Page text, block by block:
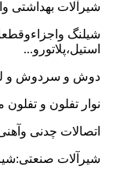
شیرآلات بهداشتی
شیلنگ
استیل،پلاتورو...
دوش و سردوش و
نوار تفلون و تفلون
اتصالات چدنی وآهنی
شیرآلات